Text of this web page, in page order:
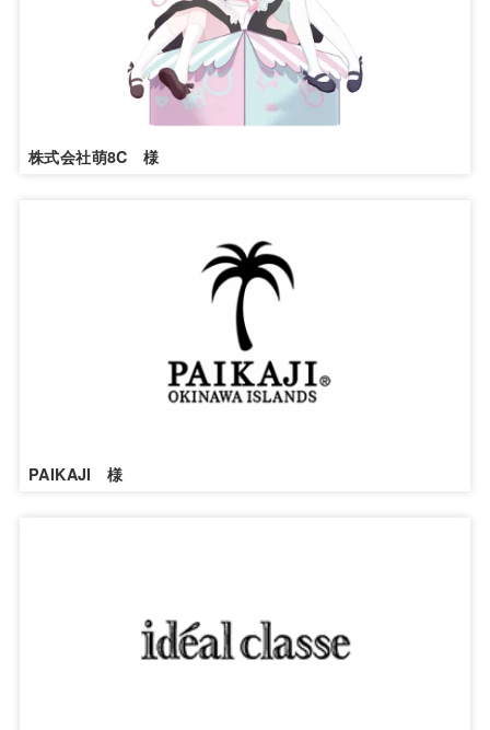
株式会社萌8C 様
PAIKAJI 様